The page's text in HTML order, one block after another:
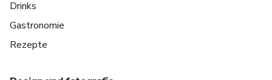
Drinks
Gastronomie
Rezepte